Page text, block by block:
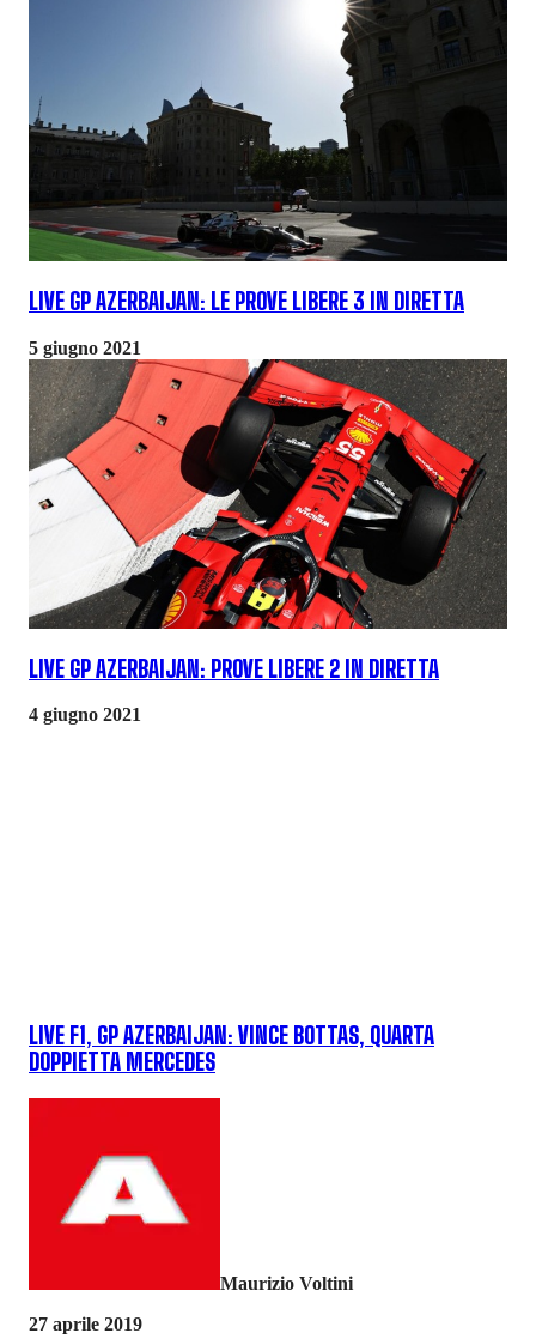
LIVE GP AZERBAIJAN: LE PROVE LIBERE 3 IN DIRETTA
5 giugno 2021
LIVE GP AZERBAIJAN: PROVE LIBERE 2 IN DIRETTA
4 giugno 2021
LIVE F1, GP AZERBAIJAN: VINCE BOTTAS, QUARTA
DOPPIETTA MERCEDES
Maurizio Voltini
27 aprile 2019